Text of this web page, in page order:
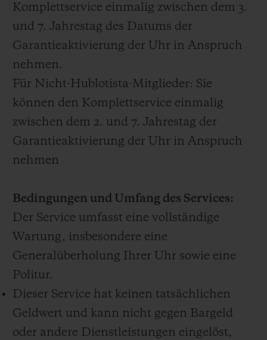
Komplettservice einmalig zwischen dem 3.
und 7. Jahrestag des Datums der
Garantieaktivierung der Uhr in Anspruch
nehmen.
Für Nicht-Hublotista-Mitglieder: Sie
können den Komplettservice einmalig
zwischen dem 2. und 7. Jahrestag der
Garantieaktivierung der Uhr in Anspruch
nehmen
Bedingungen und Umfang des Services:
Der Service umfasst eine vollständige
Wartung, insbesondere eine
Generalüberholung Ihrer Uhr sowie eine
Politur.
Dieser Service hat keinen tatsächlichen
Geldwert und kann nicht gegen Bargeld
oder andere Dienstleistungen eingelöst,